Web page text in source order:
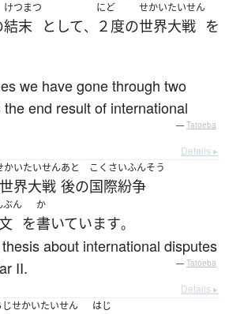
けつまつ
結末 として、
にど
２度の
せかいたいせん
世界大戦 を
we have gone through two
end result of international
— Tatoeba
Details ▸
かいたいせん
界大戦
あと
後の
こくさいふんそう
国際紛争
ぶん
を
か
書いています。
about international disputes
II.
— Tatoeba
Details ▸
せかいたいせん はじ